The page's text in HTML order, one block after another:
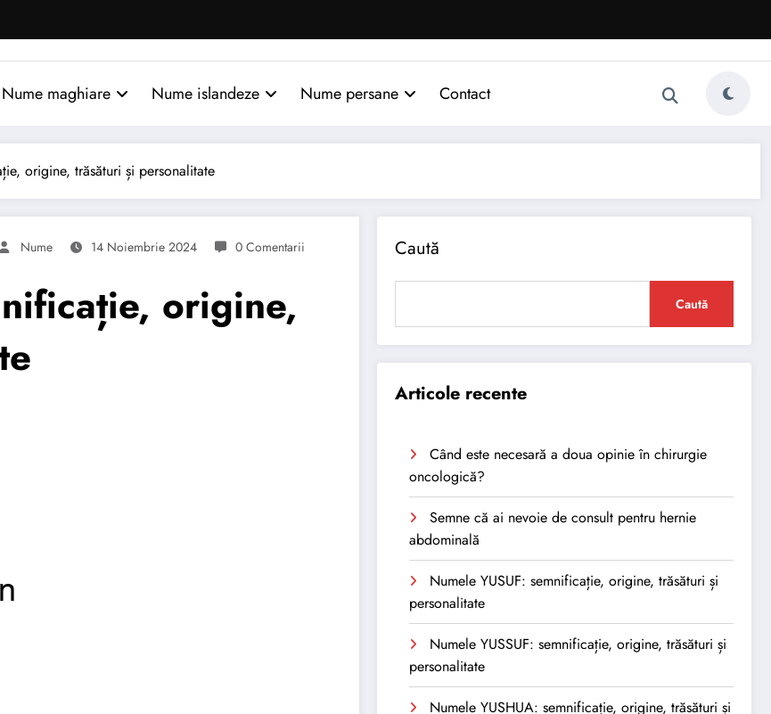
Nume maghiare Nume islandeze Nume persane Contact
origine, trăsături și personalitate
Nume 14 Noiembrie 2024 0 Comentarii
origine,
Caută
Caută
Articole recente
Când este necesară a doua opinie în chirurgie
oncologică?
Semne că ai nevoie de consult pentru hernie
abdominală
Numele YUSUF: semnificație, origine, trăsături și
personalitate
Numele YUSSUF: semnificație, origine, trăsături și
personalitate
Numele YUSHUA: semnificație, origine, trăsături și